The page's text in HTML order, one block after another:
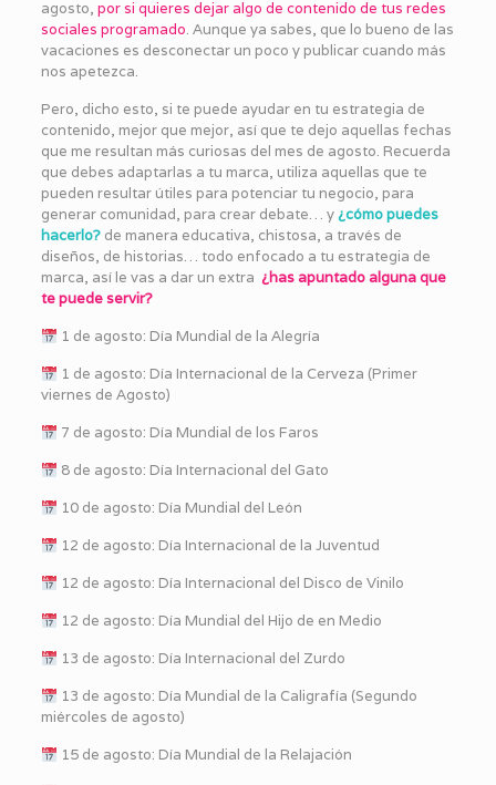
agosto, por si quieres dejar algo de contenido de tus redes
sociales programado. Aunque ya sabes, que lo bueno de las
vacaciones es desconectar un poco y publicar cuando más
nos apetezca.
Pero, dicho esto, si te puede ayudar en tu estrategia de
contenido, mejor que mejor, así que te dejo aquellas fechas
que me resultan más curiosas del mes de agosto. Recuerda
que debes adaptarlas a tu marca, utiliza aquellas que te
pueden resultar útiles para potenciar tu negocio, para
generar comunidad, para crear debate… y¿cómo puedes
hacerlo?de manera educativa, chistosa, a través de
diseños, de historias… todo enfocado a tu estrategia de
marca, así le vas a dar un extra ¿has apuntado alguna que
te puede servir?
1 de agosto: Día Mundial de la Alegría
1 de agosto: Día Internacional de la Cerveza (Primer
viernes de Agosto)
7 de agosto: Día Mundial de los Faros
8 de agosto: Día Internacional del Gato
10 de agosto: Día Mundial del León
12 de agosto: Día Internacional de la Juventud
12 de agosto: Día Internacional del Disco de Vinilo
12 de agosto: Día Mundial del Hijo de en Medio
13 de agosto: Día Internacional del Zurdo
13 de agosto: Día Mundial de la Caligrafía (Segundo
miércoles de agosto)
15 de agosto: Día Mundial de la Relajación